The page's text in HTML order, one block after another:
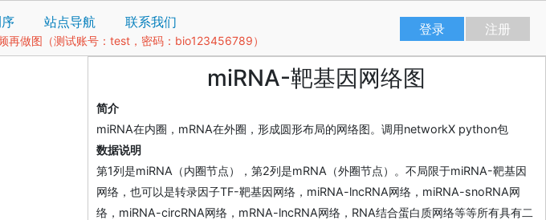
站点导航 联系我们
再做图（测试账号：test，密码：bio123456789）
注册
登录
miRNA-靶基因网络图
简介
miRNA在内圈，mRNA在外圈，形成圆形布局的网络图。调用networkX python包
数据说明
第1列是miRNA（内圈节点），第2列是mRNA（外圈节点）。不局限于miRNA-靶基因
网络，也可以是转录因子TF-靶基因网络，miRNA-lncRNA网络，miRNA-snoRNA网
络，miRNA-circRNA网络，mRNA-lncRNA网络，RNA结合蛋白质网络等等所有具有二